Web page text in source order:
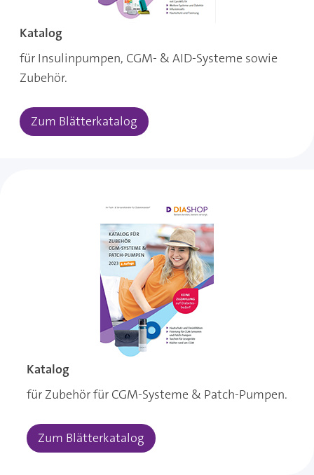
Katalog
für Insulinpumpen, CGM- & AID-Systeme sowie
Zubehör.
Zum Blätterkatalog
Katalog
für Zubehör für CGM-Systeme & Patch-Pumpen.
Zum Blätterkatalog